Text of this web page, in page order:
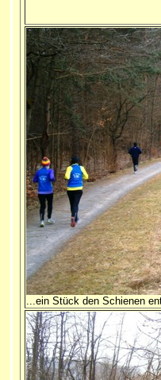
...ein Stück den Schienen